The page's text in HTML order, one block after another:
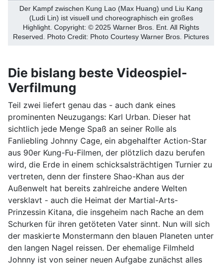
Der Kampf zwischen Kung Lao (Max Huang) und Liu Kang
(Ludi Lin) ist visuell und choreographisch ein großes
Highlight. Copyright: © 2025 Warner Bros. Ent. All Rights
Reserved. Photo Credit: Photo Courtesy Warner Bros. Pictures
Die bislang beste Videospiel-
Verfilmung
Teil zwei liefert genau das - auch dank eines
prominenten Neuzugangs: Karl Urban. Dieser hat
sichtlich jede Menge Spaß an seiner Rolle als
Fanliebling Johnny Cage, ein abgehalfter Action-Star
aus 90er Kung-Fu-Filmen, der plötzlich dazu berufen
wird, die Erde in einem schicksalsträchtigen Turnier zu
vertreten, denn der finstere Shao-Khan aus der
Außenwelt hat bereits zahlreiche andere Welten
versklavt - auch die Heimat der Martial-Arts-
Prinzessin Kitana, die insgeheim nach Rache an dem
Schurken für ihren getöteten Vater sinnt. Nun will sich
der maskierte Monstermann den blauen Planeten unter
den langen Nagel reissen. Der ehemalige Filmheld
Johnny ist von seiner neuen Aufgabe zunächst alles